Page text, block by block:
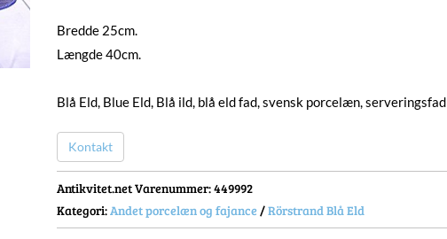
Bredde 25cm.
Længde 40cm.
Blå Eld, Blue Eld, Blå ild, blå eld fad, svensk porcelæn, serveringsfad
Kontakt
Antikvitet.net Varenummer: 449992
Kategori:Andet porcelæn og fajance/Rörstrand Blå Eld